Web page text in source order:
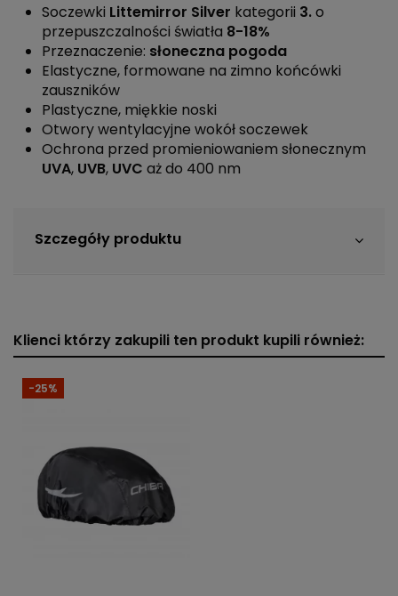
Soczewki Littemirror Silver kategorii 3.o
przepuszczalności światła 8-18%
Przeznaczenie: słoneczna pogoda
Elastyczne, formowane na zimno końcówki
zauszników
Plastyczne, miękkie noski
Otwory wentylacyjne wokół soczewek
Ochrona przed promieniowaniem słonecznym
UVA, UVB, UVC aż do 400 nm
Szczegóły produktu
Klienci którzy zakupili ten produkt kupili również:
-25%